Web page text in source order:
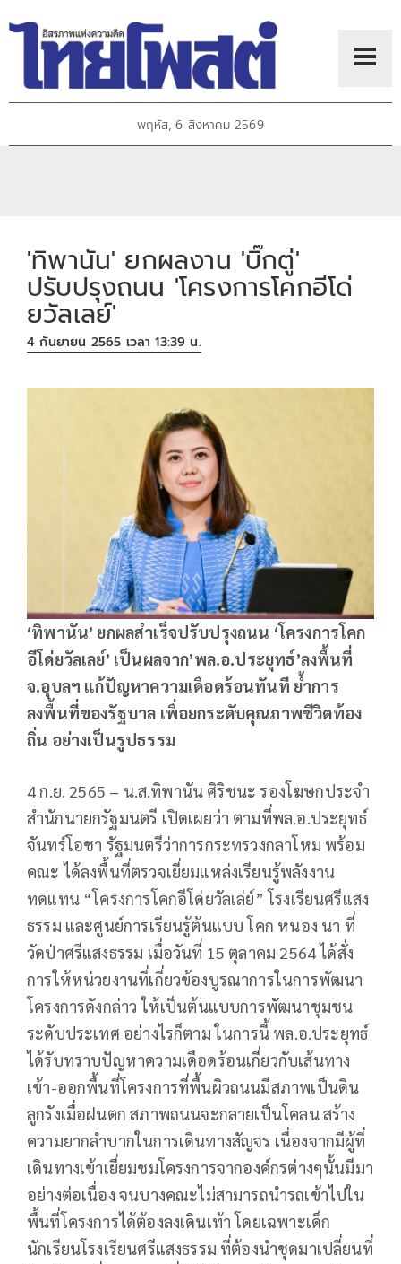
พฤหัส, 6 สิงหาคม 2569
'ทิพานัน' ยกผลงาน 'บิ๊กตู่'
ปรับปรุงถนน 'โครงการโคกอีโด่
ยวัลเลย์'
4 กันยายน 2565 เวลา 13:39 น.
‘ทิพานัน’ ยกผลสำเร็จปรับปรุงถนน ‘โครงการโคก
อีโด่ยวัลเลย์’ เป็นผลจาก’พล.อ.ประยุทธ์’ลงพื้นที่
จ.อุบลฯ แก้ปัญหาความเดือดร้อนทันที ย้ำการ
ลงพื้นที่ของรัฐบาล เพื่อยกระดับคุณภาพชีวิตท้อง
ถิ่น อย่างเป็นรูปธรรม
4 ก.ย. 2565 – น.ส.ทิพานัน ศิริชนะ รองโฆษกประจำ
สำนักนายกรัฐมนตรี เปิดเผยว่า ตามที่พล.อ.ประยุทธ์
จันทร์โอชา รัฐมนตรีว่าการกระทรวงกลาโหม พร้อม
คณะ ได้ลงพื้นที่ตรวจเยี่ยมแหล่งเรียนรู้พลังงาน
ทดแทน “โครงการโคกอีโด่ยวัลเล่ย์” โรงเรียนศรีแสง
ธรรม และศูนย์การเรียนรู้ต้นแบบ โคก หนอง นา ที่
วัดป่าศรีแสงธรรม เมื่อวันที่ 15 ตุลาคม 2564 ได้สั่ง
การให้หน่วยงานที่เกี่ยวข้องบูรณาการในการพัฒนา
โครงการดังกล่าว ให้เป็นต้นแบบการพัฒนาชุมชน
ระดับประเทศ อย่างไรก็ตาม ในการนี้ พล.อ.ประยุทธ์
ได้รับทราบปัญหาความเดือดร้อนเกี่ยวกับเส้นทาง
เข้า-ออกพื้นที่โครงการที่พื้นผิวถนนมีสภาพเป็นดิน
ลูกรังเมื่อฝนตก สภาพถนนจะกลายเป็นโคลน สร้าง
ความยากลำบากในการเดินทางสัญจร เนื่องจากมีผู้ที่
เดินทางเข้าเยี่ยมชมโครงการจากองค์กรต่างๆนั้นมีมา
อย่างต่อเนื่อง จนบางคณะไม่สามารถนำรถเข้าไปใน
พื้นที่โครงการได้ต้องลงเดินเท้า โดยเฉพาะเด็ก
นักเรียนโรงเรียนศรีแสงธรรม ที่ต้องนำชุดมาเปลี่ยนที่